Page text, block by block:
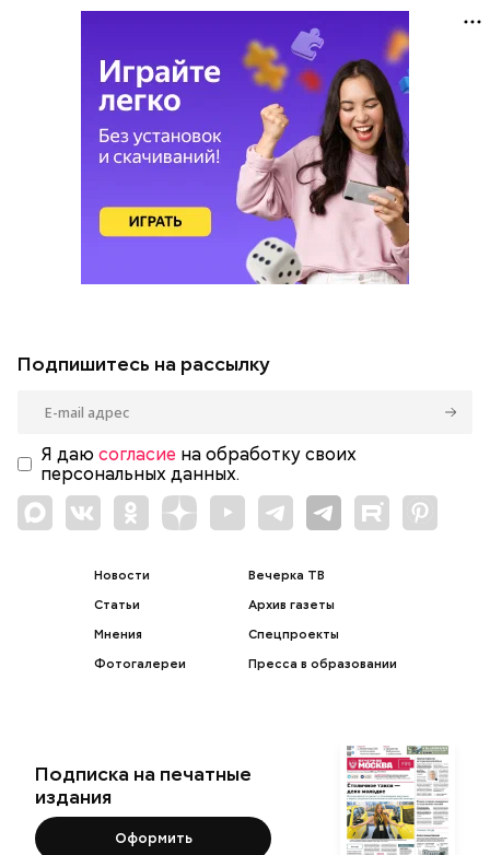
Подпишитесь на рассылку
Я даю согласие на обработку своих
персональных данных.
Новости
Статьи
Мнения
Фотогалереи
Вечерка ТВ
Архив газеты
Спецпроекты
Пресса в образовании
Подписка на печатные
издания
Оформить